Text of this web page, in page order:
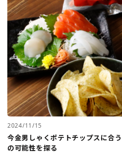
2024/11/15
今金男しゃくポテトチップスに合
の可能性を探る